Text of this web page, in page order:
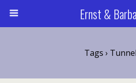
Ernst &
Tags ›